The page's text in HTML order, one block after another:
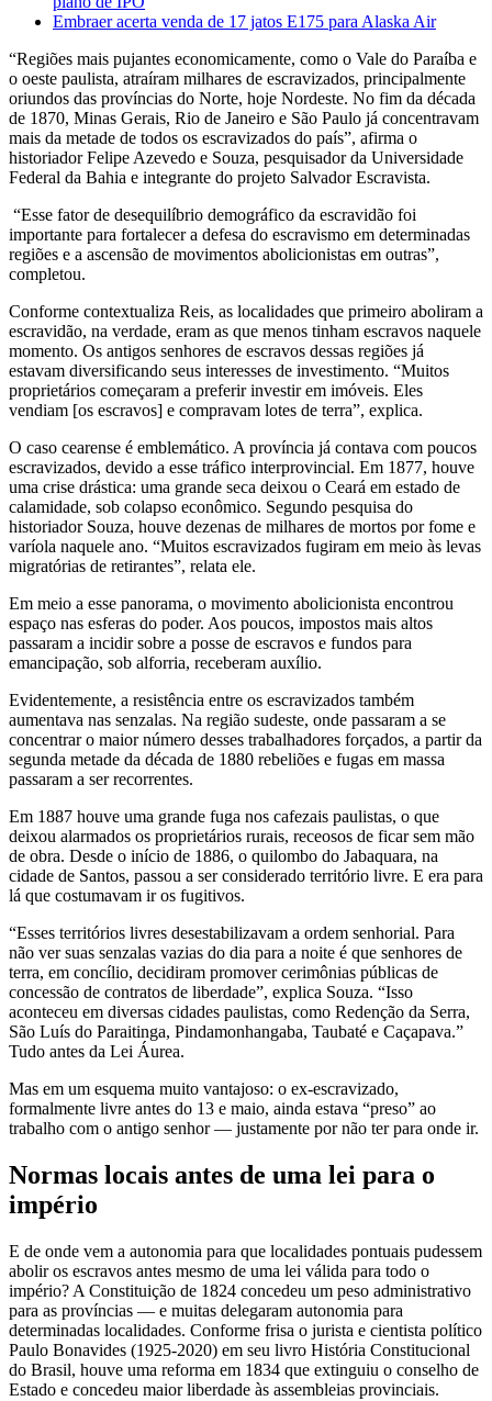
Embraer acerta venda de 17 jatos E175 para Alaska Air
“Regiões mais pujantes economicamente, como o Vale do Paraíba e
o oeste paulista, atraíram milhares de escravizados, principalmente
oriundos das províncias do Norte, hoje Nordeste. No fim da década
de 1870, Minas Gerais, Rio de Janeiro e São Paulo já concentravam
mais da metade de todos os escravizados do país”, afirma o
historiador Felipe Azevedo e Souza, pesquisador da Universidade
Federal da Bahia e integrante do projeto Salvador Escravista.
“Esse fator de desequilíbrio demográfico da escravidão foi
importante para fortalecer a defesa do escravismo em determinadas
regiões e a ascensão de movimentos abolicionistas em outras”,
completou.
Conforme contextualiza Reis, as localidades que primeiro aboliram a
escravidão, na verdade, eram as que menos tinham escravos naquele
momento. Os antigos senhores de escravos dessas regiões já
estavam diversificando seus interesses de investimento. “Muitos
proprietários começaram a preferir investir em imóveis. Eles
vendiam [os escravos] e compravam lotes de terra”, explica.
O caso cearense é emblemático. A província já contava com poucos
escravizados, devido a esse tráfico interprovincial. Em 1877, houve
uma crise drástica: uma grande seca deixou o Ceará em estado de
calamidade, sob colapso econômico. Segundo pesquisa do
historiador Souza, houve dezenas de milhares de mortos por fome e
varíola naquele ano. “Muitos escravizados fugiram em meio às levas
migratórias de retirantes”, relata ele.
Em meio a esse panorama, o movimento abolicionista encontrou
espaço nas esferas do poder. Aos poucos, impostos mais altos
passaram a incidir sobre a posse de escravos e fundos para
emancipação, sob alforria, receberam auxílio.
Evidentemente, a resistência entre os escravizados também
aumentava nas senzalas. Na região sudeste, onde passaram a se
concentrar o maior número desses trabalhadores forçados, a partir da
segunda metade da década de 1880 rebeliões e fugas em massa
passaram a ser recorrentes.
Em 1887 houve uma grande fuga nos cafezais paulistas, o que
deixou alarmados os proprietários rurais, receosos de ficar sem mão
de obra. Desde o início de 1886, o quilombo do Jabaquara, na
cidade de Santos, passou a ser considerado território livre. E era para
lá que costumavam ir os fugitivos.
“Esses territórios livres desestabilizavam a ordem senhorial. Para
não ver suas senzalas vazias do dia para a noite é que senhores de
terra, em concílio, decidiram promover cerimônias públicas de
concessão de contratos de liberdade”, explica Souza. “Isso
aconteceu em diversas cidades paulistas, como Redenção da Serra,
São Luís do Paraitinga, Pindamonhangaba, Taubaté e Caçapava.”
Tudo antes da Lei Áurea.
Mas em um esquema muito vantajoso: o ex-escravizado,
formalmente livre antes do 13 e maio, ainda estava “preso” ao
trabalho com o antigo senhor — justamente por não ter para onde ir.
Normas locais antes de uma lei para o
império
E de onde vem a autonomia para que localidades pontuais pudessem
abolir os escravos antes mesmo de uma lei válida para todo o
império? A Constituição de 1824 concedeu um peso administrativo
para as províncias — e muitas delegaram autonomia para
determinadas localidades. Conforme frisa o jurista e cientista político
Paulo Bonavides (1925-2020) em seu livro História Constitucional
do Brasil, houve uma reforma em 1834 que extinguiu o conselho de
Estado e concedeu maior liberdade às assembleias provinciais.